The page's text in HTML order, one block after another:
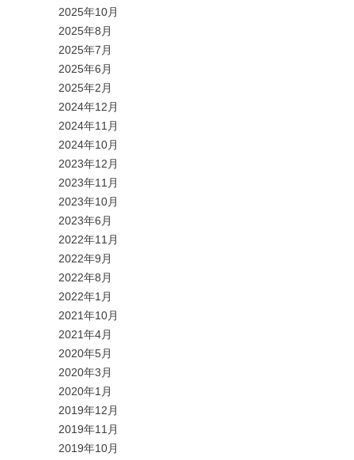
2025年10月
2025年8月
2025年7月
2025年6月
2025年2月
2024年12月
2024年11月
2024年10月
2023年12月
2023年11月
2023年10月
2023年6月
2022年11月
2022年9月
2022年8月
2022年1月
2021年10月
2021年4月
2020年5月
2020年3月
2020年1月
2019年12月
2019年11月
2019年10月